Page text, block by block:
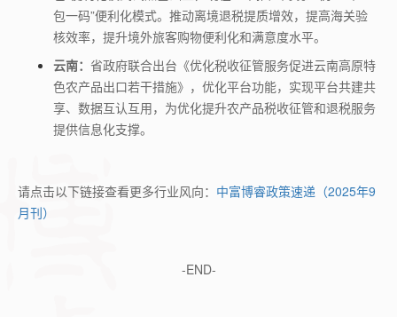
包一码”便利化模式。推动离境退税提质增效，提高海关验
核效率，提升境外旅客购物便利化和满意度水平。
云南： 省政府联合出台《优化税收征管服务促进云南高原特
色农产品出口若干措施》，优化平台功能，实现平台共建共
享、数据互认互用，为优化提升农产品税收征管和退税服务
提供信息化支撑。
请点击以下链接查看更多行业风向： 中富博睿政策速递（2025年9
月刊）
-END-